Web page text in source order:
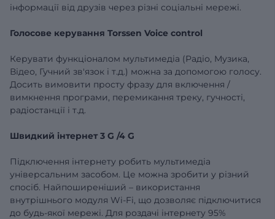
​​інформації від друзів через різні соціальні мережі.
Голосове керування Torssen Voice control
Керувати функціоналом мультимедіа (Радіо, Музика,
Відео, Гучний зв'язок і т.д.) можна за допомогою голосу.
Досить вимовити просту фразу для включення /
вимкнення програми, перемикання треку, гучності,
радіостанції і т.д.
Швидкий інтернет3 G /4 G
Підключення інтернету робить мультимедіа
універсальним засобом. Це можна зробити у різний
спосіб. Найпоширеніший – використання
внутрішнього модуля Wi-Fi, що дозволяє підключитися
до будь-якої мережі. Для роздачі інтернету 95%